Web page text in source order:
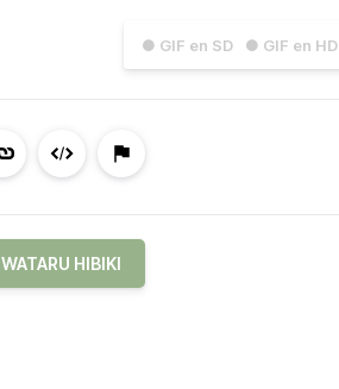
● GIF en SD ● GIF en HD
WATARU HIBIKI